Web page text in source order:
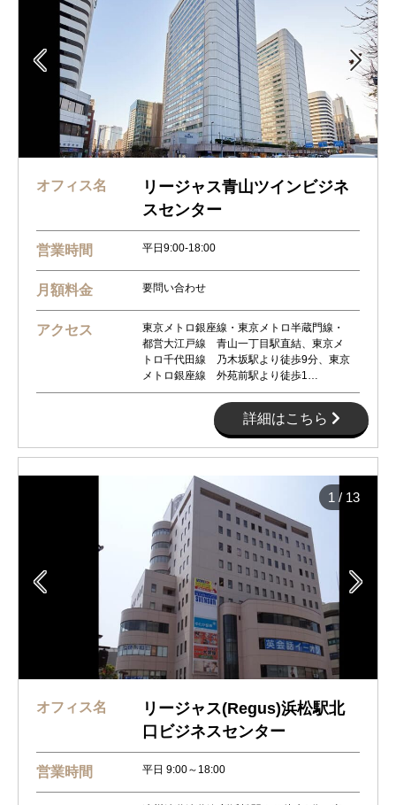
 
オフィス名
リージャス青山ツインビジネ
スセンター
営業時間 平日9:00-18:00
月額料金 要問い合わせ
アクセス
東京メトロ銀座線・東京メトロ半蔵門線・
都営大江戸線 青山一丁目駅直結、東京メ
トロ千代田線 乃木坂駅より徒歩9分、東京
メトロ銀座線 外苑前駅より徒歩1…
詳細はこちら
 
1 / 13
オフィス名
リージャス(Regus)浜松駅北
口ビジネスセンター
営業時間 平日 9:00～18:00